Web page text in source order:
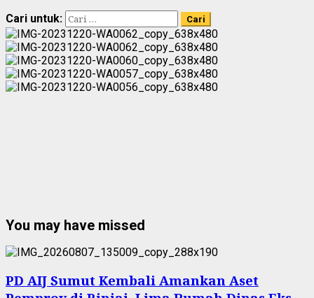
Cari untuk:
You may have missed
PD AIJ Sumut Kembali Amankan Aset